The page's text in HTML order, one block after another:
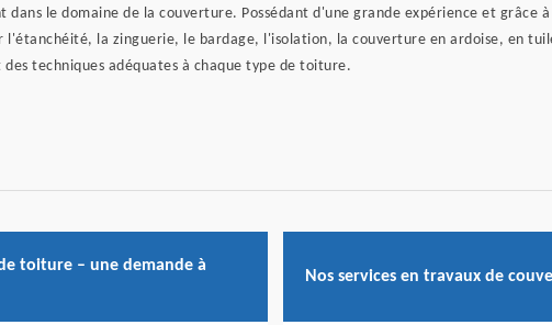
dans le domaine de la couverture. Possédant d'une grande expérience et
la zinguerie, le bardage, l'isolation, la couverture en ardoise, en
des techniques adéquates à chaque type de toiture.
toiture – une demande à
Nos services en travaux de